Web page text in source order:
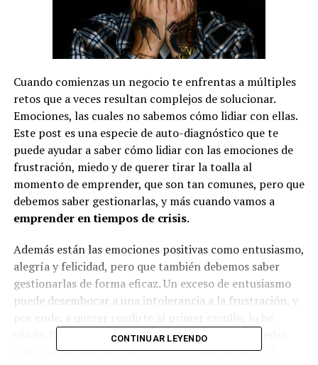
Cuando comienzas un negocio te enfrentas a múltiples
retos que a veces resultan complejos de solucionar.
Emociones, las cuales no sabemos cómo lidiar con ellas.
Este post es una especie de auto-diagnóstico que te
puede ayudar a saber cómo lidiar con las emociones de
frustración, miedo y de querer tirar la toalla al
momento de emprender, que son tan comunes, pero que
debemos saber gestionarlas, y más cuando vamos a
emprender en tiempos de crisis.
Además están las emociones positivas como entusiasmo,
alegría y felicidad, pero que también debemos saber
gestionarlas de forma eficaz. Un exceso de entusiasmo
puede desembocar a una intolerancia a la frustración, y
vivido. Por eso, haré un recorrido para que tú, puedas
comprender que no eres el único, y que todos en el
CONTINUAR LEYENDO